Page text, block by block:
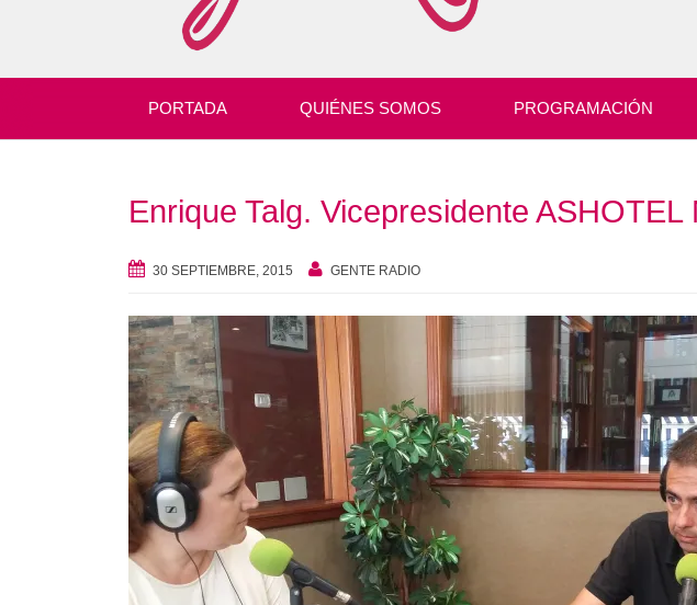
PORTADA QUIÉNES SOMOS PROGRAMACIÓN
Enrique Talg. Vicepresidente ASHOTEL
30 SEPTIEMBRE, 2015 GENTE RADIO